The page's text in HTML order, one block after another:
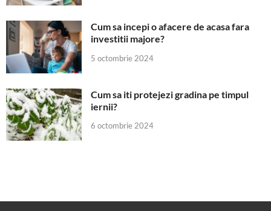
Cum sa incepi o afacere de acasa fara
investitii majore?
5 octombrie 2024
Cum sa iti protejezi gradina pe timpul
iernii?
6 octombrie 2024